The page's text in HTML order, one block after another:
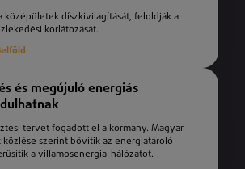
középületek díszkivilágítását, feloldják a
korlátozását.
és megújuló energiás
tervet fogadott el a kormány. Magyar
közlése szerint bővítik az energiatároló
a villamosenergia-hálózatot.